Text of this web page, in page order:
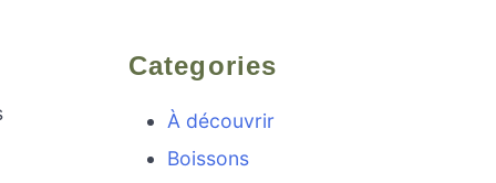
Categories
À découvrir
Boissons